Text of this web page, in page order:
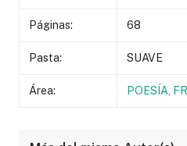
Páginas: 68
Pasta: SUAVE
Área: POESÍA,